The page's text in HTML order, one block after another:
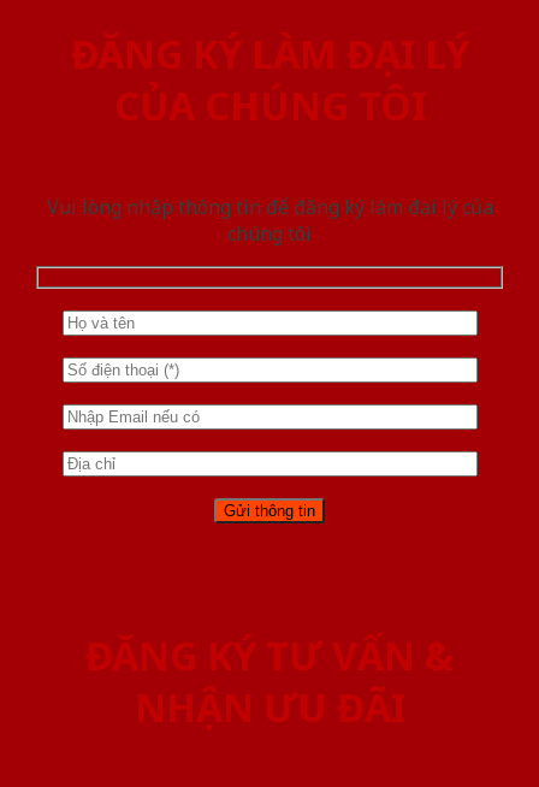
ĐĂNG KÝ LÀM ĐẠI LÝ
CỦA CHÚNG TÔI
Vui lòng nhập thông tin để đăng ký làm đại lý của
chúng tôi
ĐĂNG KÝ TƯ VẤN &
NHẬN ƯU ĐÃI